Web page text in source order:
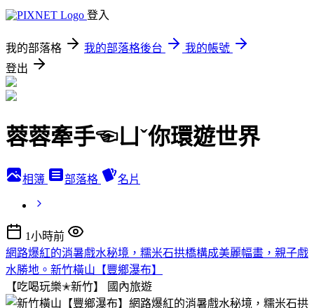
登入
我的部落格 我的部落格後台
我的帳號
登出
蓉蓉牽手☜ㄩˇ你環遊世界
相簿 部落格 名片
1小時前
網路爆紅的消暑戲水秘境，糯米石拱橋構成美麗幅畫，親子戲
水勝地。新竹橫山【豐鄉瀑布】
【吃喝玩樂✭新竹】
國內旅遊